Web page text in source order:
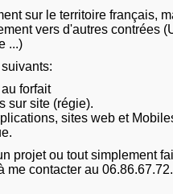
sur le territoire français,
vers d'autres contrées
...)
forfait
sur site (régie).
sites web et
projet ou tout simplement
me contacter au